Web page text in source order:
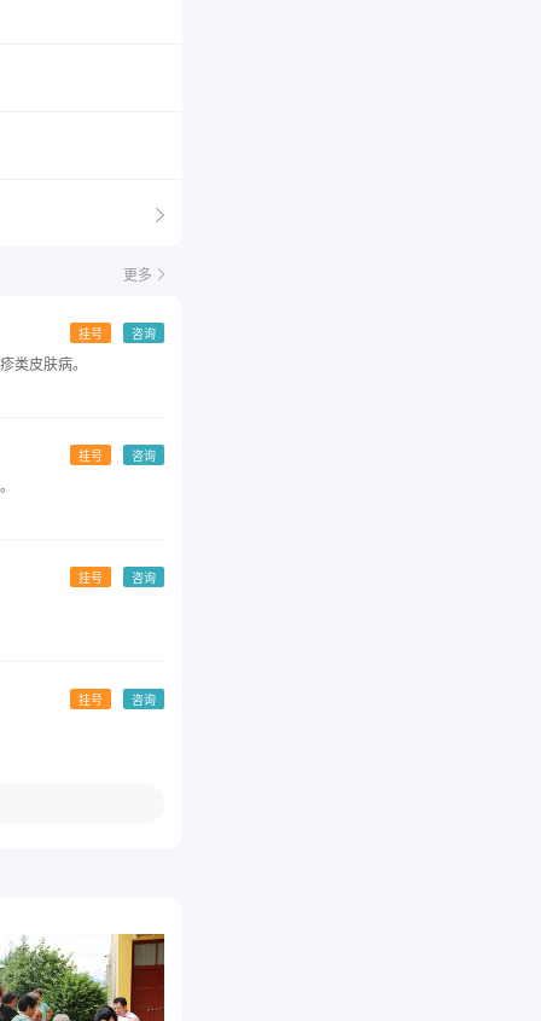
更多
咨询
挂号
类皮肤病。
咨询
挂号
咨询
挂号
咨询
挂号